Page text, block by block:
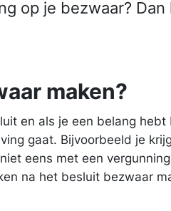
op je bezwaar?
maken?
en als je een belang
gaat. Bijvoorbeeld je
eens met een
na het besluit bezwaar